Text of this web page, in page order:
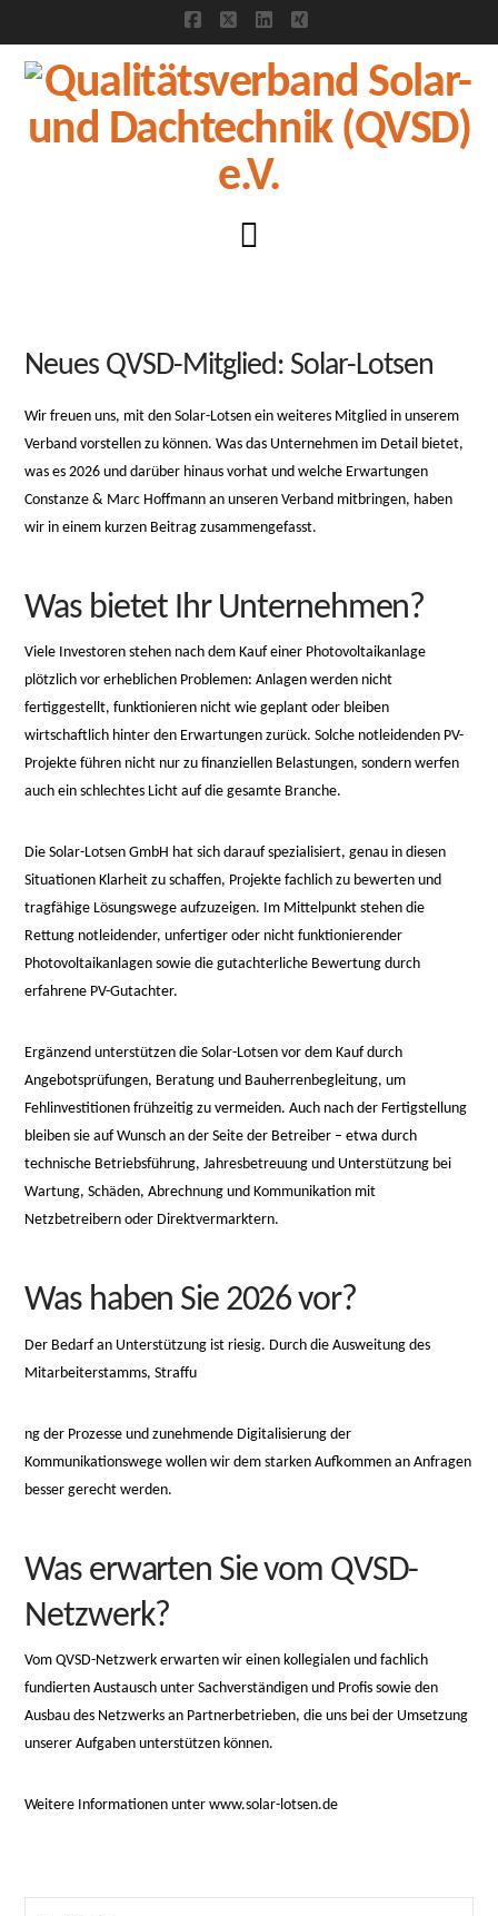
Neues QVSD-Mitglied: Solar-Lotsen
Wir freuen uns, mit den Solar-Lotsen ein weiteres Mitglied in unserem
Verband vorstellen zu können. Was das Unternehmen im Detail bietet,
was es 2026 und darüber hinaus vorhat und welche Erwartungen
Constanze & Marc Hoffmann an unseren Verband mitbringen, haben
wir in einem kurzen Beitrag zusammengefasst.
Was bietet Ihr Unternehmen?
Viele Investoren stehen nach dem Kauf einer Photovoltaikanlage
plötzlich vor erheblichen Problemen: Anlagen werden nicht
fertiggestellt, funktionieren nicht wie geplant oder bleiben
wirtschaftlich hinter den Erwartungen zurück. Solche notleidenden PV-
Projekte führen nicht nur zu finanziellen Belastungen, sondern werfen
auch ein schlechtes Licht auf die gesamte Branche.
Die Solar-Lotsen GmbH hat sich darauf spezialisiert, genau in diesen
Situationen Klarheit zu schaffen, Projekte fachlich zu bewerten und
tragfähige Lösungswege aufzuzeigen. Im Mittelpunkt stehen die
Rettung notleidender, unfertiger oder nicht funktionierender
Photovoltaikanlagen sowie die gutachterliche Bewertung durch
erfahrene PV-Gutachter.
Ergänzend unterstützen die Solar-Lotsen vor dem Kauf durch
Angebotsprüfungen, Beratung und Bauherrenbegleitung, um
Fehlinvestitionen frühzeitig zu vermeiden. Auch nach der Fertigstellung
bleiben sie auf Wunsch an der Seite der Betreiber – etwa durch
technische Betriebsführung, Jahresbetreuung und Unterstützung bei
Wartung, Schäden, Abrechnung und Kommunikation mit
Netzbetreibern oder Direktvermarktern.
Was haben Sie 2026 vor?
Der Bedarf an Unterstützung ist riesig. Durch die Ausweitung des
Mitarbeiterstamms, Straffu
osteopathe-
nyon-
cabinet-
ng der Prozesse und zunehmende Digitalisierung der
Kommunikationswege wollen wir dem starken Aufkommen an Anfragen
besser gerecht werden.
Was erwarten Sie vom QVSD-
Netzwerk?
Vom QVSD-Netzwerk erwarten wir einen kollegialen und fachlich
fundierten Austausch unter Sachverständigen und Profis sowie den
Ausbau des Netzwerks an Partnerbetrieben, die uns bei der Umsetzung
unserer Aufgaben unterstützen können.
Weitere Informationen unterwww.solar-lotsen.de